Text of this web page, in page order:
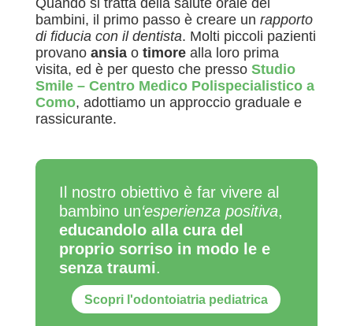
bambini, il primo passo è creare un rapporto
di fiducia con il dentista. Molti piccoli pazienti
provanoansiao timorealla loro prima
visita, ed è per questo che presso Studio
Smile – Centro Medico Polispecialistico a
Como, adottiamo un approccio graduale e
rassicurante.
Il nostro obiettivo è far vivere al
bambino un‘esperienza positiva,
educandolo alla cura del
proprio sorriso in modo le e
senza traumi.
Scopri l'odontoiatria pediatrica